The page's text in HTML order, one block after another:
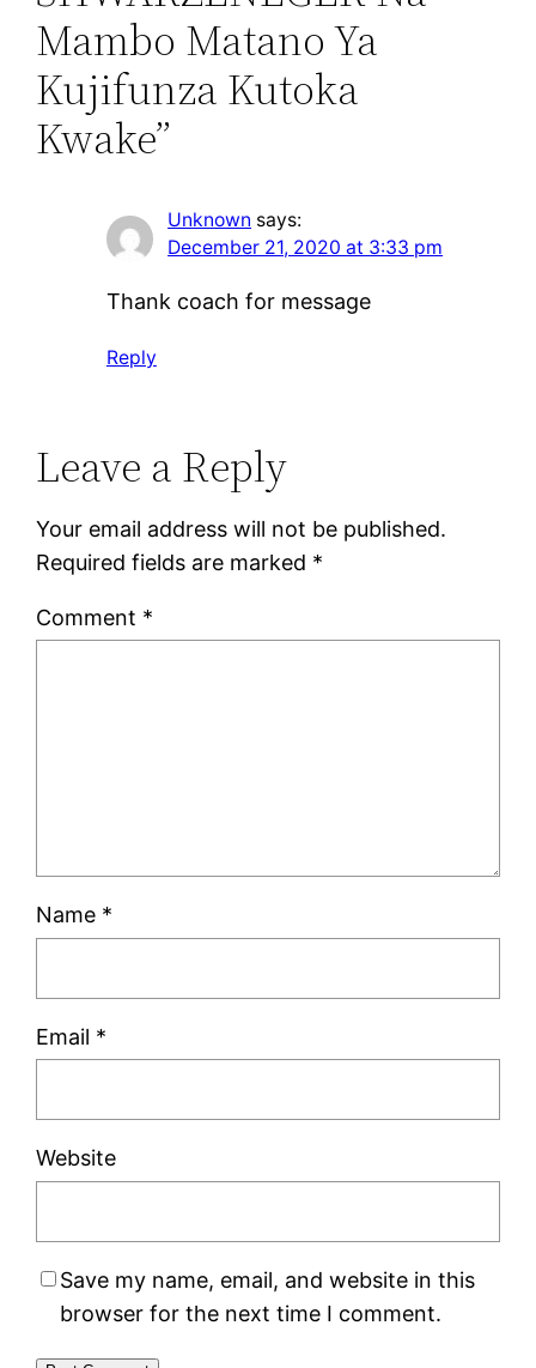
Mambo Matano Ya
Kujifunza Kutoka
Kwake”
Unknown says:
December 21, 2020 at 3:33 pm
Thank coach for message
Reply
Leave a Reply
Your email address will not be published.
Required fields are marked *
Comment *
Name *
Email *
Website
Save my name, email, and website in this
browser for the next time I comment.